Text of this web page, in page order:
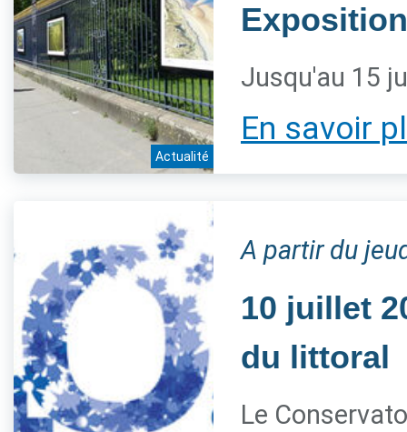
Actualité
Jusqu'au 15
En savoir
A partir du
10 juillet
du littoral
Le